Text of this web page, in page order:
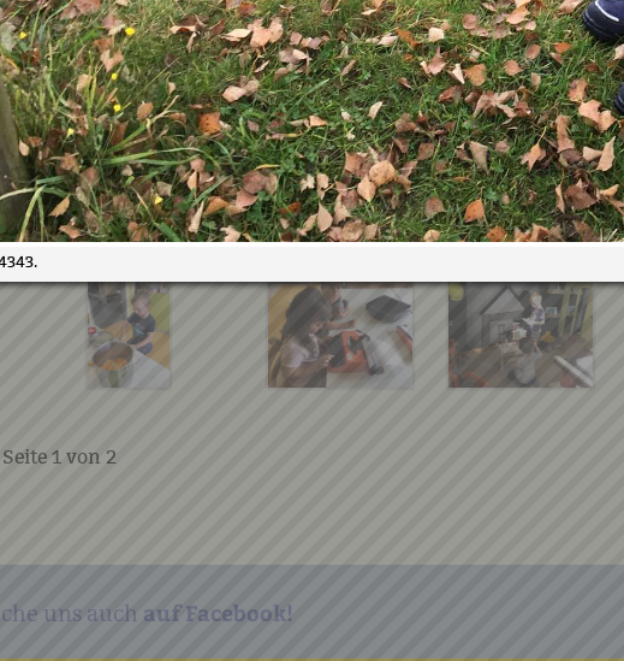
1 von 2
uns auch auf Facebook!